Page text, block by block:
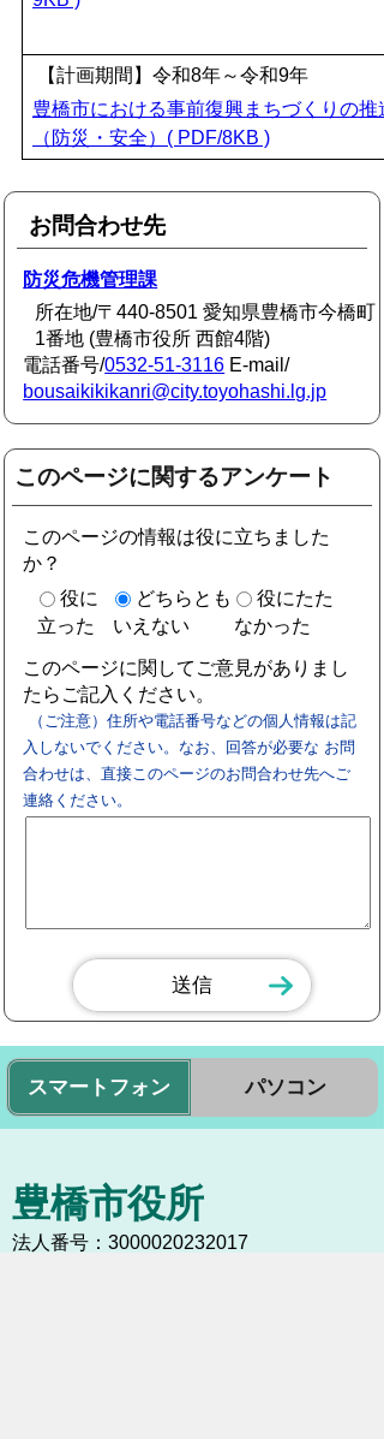
【計画期間】令和8年～令和9年
豊橋市における事前復興まちづくりの推
（防災・安全）( PDF/8KB )
お問合わせ先
防災危機管理課
所在地/〒440-8501 愛知県豊橋市今橋町
1番地 (豊橋市役所 西館4階)
電話番号/0532-51-3116 E-mail/
bousaikikikanri@city.toyohashi.lg.jp
このページに関するアンケート
このページの情報は役に立ちました
か？
役に
立った
どちらとも
いえない
役にたた
なかった
このページに関してご意見がありまし
たらご記入ください。
（ご注意）住所や電話番号などの個人情報は記
入しないでください。なお、回答が必要な お問
合わせは、直接このページのお問合わせ先へご
連絡ください。
スマートフォン パソコン
豊橋市役所
法人番号：3000020232017